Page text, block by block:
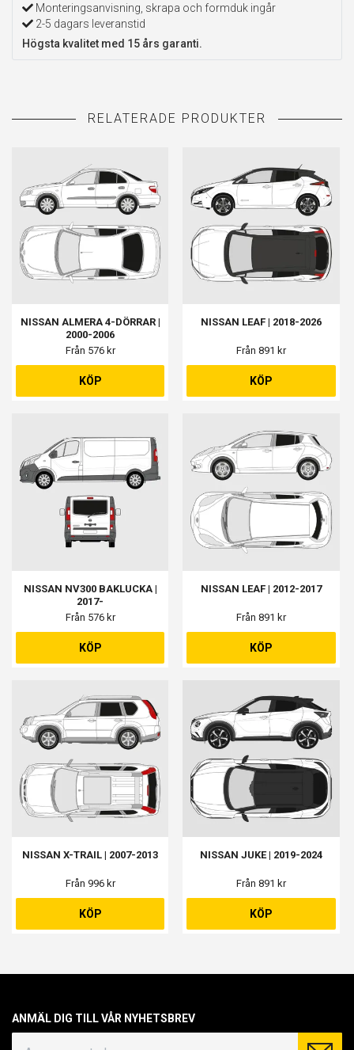
Monteringsanvisning, skrapa och formduk ingår
2-5 dagars leveranstid
Högsta kvalitet med 15 års garanti.
NISSAN ALMERA 4-DÖRRAR |
2000-2006
Från 576 kr
KÖP
NISSAN LEAF | 2018-2026
Från 891 kr
KÖP
NISSAN NV300 BAKLUCKA |
2017-
Från 576 kr
KÖP
NISSAN LEAF | 2012-2017
Från 891 kr
KÖP
NISSAN X-TRAIL | 2007-2013
Från 996 kr
KÖP
NISSAN JUKE | 2019-2024
Från 891 kr
KÖP
ANMÄL DIG TILL VÅR NYHETSBREV